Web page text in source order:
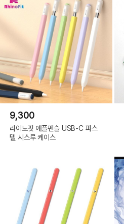
9,300
라이노핏 애플펜슬 USB-C 파스
텔 시스루 케이스